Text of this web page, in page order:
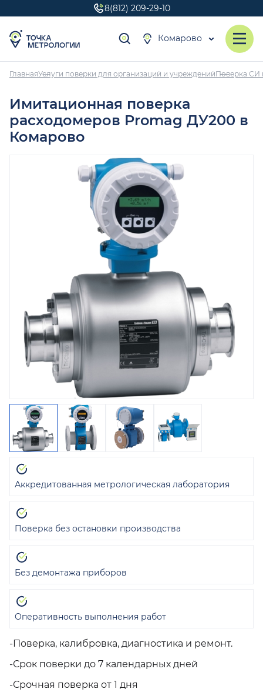
8(812) 209-29-10
Комарово
ГлавнаяУслуги поверки для организаций и учрежденийПоверка СИ
Имитационная поверка
расходомеров Promag ДУ200 в
Комарово
-Поверка, калибровка, диагностика и ремонт.
-Срок поверки до 7 календарных дней
-Срочная поверка от 1 дня
Аккредитованная метрологическая лаборатория
Поверка без остановки производства
Без демонтажа приборов
Оперативность выполнения работ